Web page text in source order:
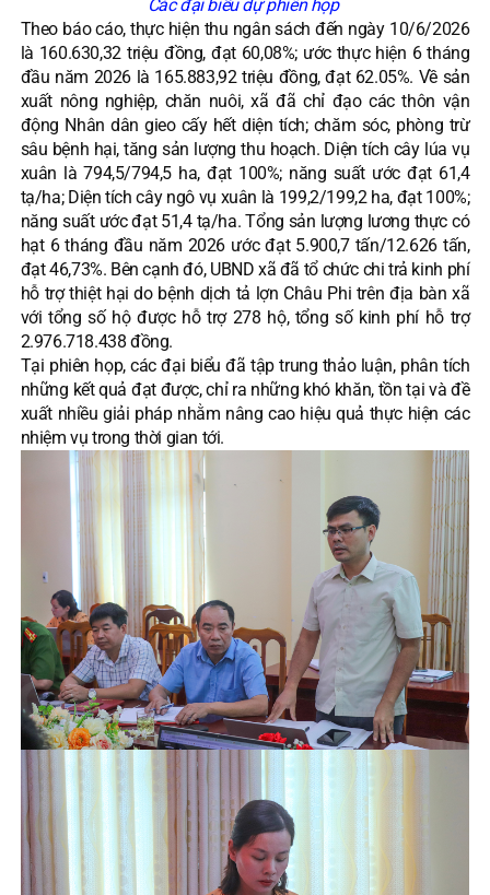
Các đại biểu dự phiên họp
Theo báo cáo, thực hiện thu ngân sách đến ngày 10/6/2026
là 160.630,32 triệu đồng, đạt 60,08%; ước thực hiện 6 tháng
đầu năm 2026 là 165.883,92 triệu đồng, đạt 62.05%. Về sản
xuất nông nghiệp, chăn nuôi, xã đã chỉ đạo các thôn vận
động Nhân dân gieo cấy hết diện tích; chăm sóc, phòng trừ
sâu bệnh hại, tăng sản lượng thu hoạch. Diện tích cây lúa vụ
xuân là 794,5/794,5 ha, đạt 100%; năng suất ước đạt 61,4
tạ/ha; Diện tích cây ngô vụ xuân là 199,2/199,2 ha, đạt 100%;
năng suất ước đạt 51,4 tạ/ha. Tổng sản lượng lương thực có
hạt 6 tháng đầu năm 2026 ước đạt 5.900,7 tấn/12.626 tấn,
đạt 46,73%. Bên cạnh đó, UBND xã đã tổ chức chi trả kinh phí
hỗ trợ thiệt hại do bệnh dịch tả lợn Châu Phi trên địa bàn xã
với tổng số hộ được hỗ trợ 278 hộ, tổng số kinh phí hỗ trợ
2.976.718.438 đồng.
Tại phiên họp, các đại biểu đã tập trung thảo luận, phân tích
những kết quả đạt được, chỉ ra những khó khăn, tồn tại và đề
xuất nhiều giải pháp nhằm nâng cao hiệu quả thực hiện các
nhiệm vụ trong thời gian tới.